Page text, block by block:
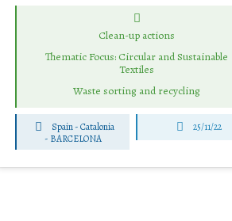
Clean-up actions
Thematic Focus: Circular and Sustainable
Textiles
Waste sorting and recycling
Spain - Catalonia
- BARCELONA
25/11/22